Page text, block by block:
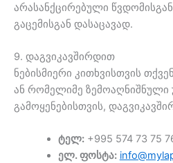
არასანქცირებული
გაცემისგან დასაცავად.
9. დაგვიკავშირდით
ნებისმიერი კითხვისთვის
ან რომელიმე ზემოაღნიშნული
გამოყენებისთვის,
ტელ:+995 574 73 75
ელ. ფოსტა: